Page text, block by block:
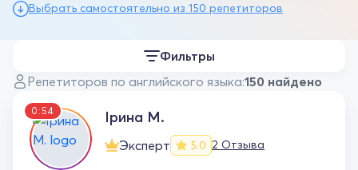
Выбрать самостоятельно из 150 репетиторов
Репетиторов по английского языка:150 найдено
Фильтры
0:54 Ірина М.
Эксперт 5.0 2 Отзыва